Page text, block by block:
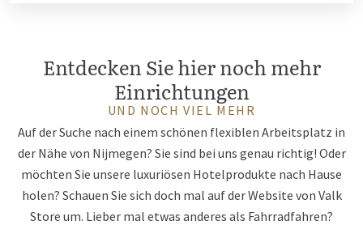
Entdecken Sie hier noch mehr
Einrichtungen
UND NOCH VIEL MEHR
Auf der Suche nach einem schönen flexiblen Arbeitsplatz in
der Nähe von Nijmegen? Sie sind bei uns genau richtig! Oder
möchten Sie unsere luxuriösen Hotelprodukte nach Hause
holen? Schauen Sie sich doch mal auf der Website von Valk
Store um. Lieber mal etwas anderes als Fahrradfahren?